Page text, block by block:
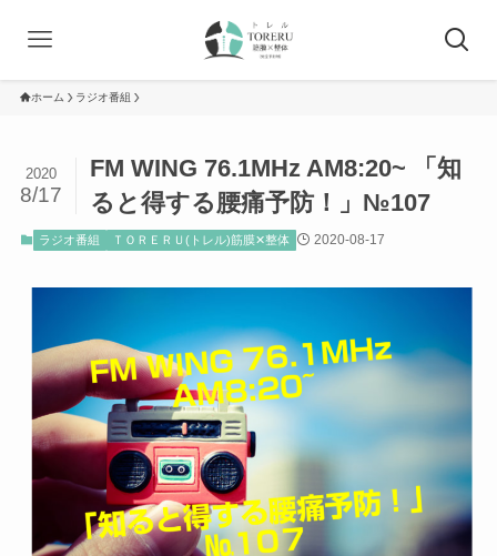
ホーム ラジオ番組
FM WING 76.1MHz AM8:20~ 「知
ると得する腰痛予防！」№107
2020
8/17
ラジオ番組 ＴＯＲＥＲＵ(トレル)筋膜✕整体 2020-08-17